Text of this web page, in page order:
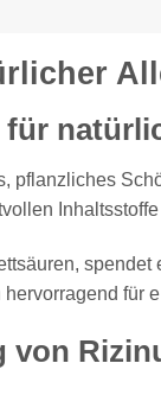
für
pflanzliches
für
von